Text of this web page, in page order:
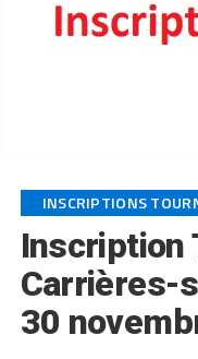
INSCRIPTIONS
Inscription
Carrières-
30